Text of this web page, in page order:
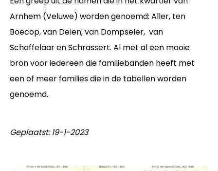
Arnhem (Veluwe) worden genoemd: Aller, ten
Boecop, van Delen, van Dompseler, van
Schaffelaar en Schrassert. Al met al een mooie
bron voor iedereen die familiebanden heeft met
een of meer families die in de tabellen worden
genoemd.
Geplaatst: 19-1-2023